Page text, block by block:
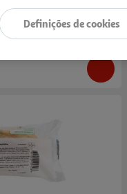
Definições de cookies